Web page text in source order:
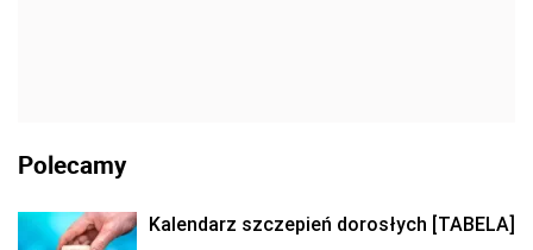
Polecamy
Kalendarz szczepień dorosłych [TABELA]